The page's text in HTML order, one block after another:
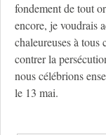
fondement de tout
encore, je voudrais
chaleureuses à
contrer la
nous célébrions
le 13 mai.